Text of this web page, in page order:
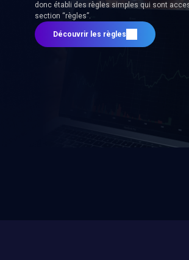
donc établi des règles simples qui sont
section “règles”.
Découvrir les règles